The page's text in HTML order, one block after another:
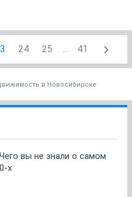
24 25 ... 41
в Новосибирске
вы не знали о самом
х